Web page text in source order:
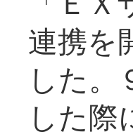
連携を
した。
した際